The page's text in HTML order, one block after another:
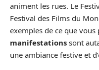
animent les rues. Le
Festival des Films du
exemples de ce que vous
manifestations sont
une ambiance festive et